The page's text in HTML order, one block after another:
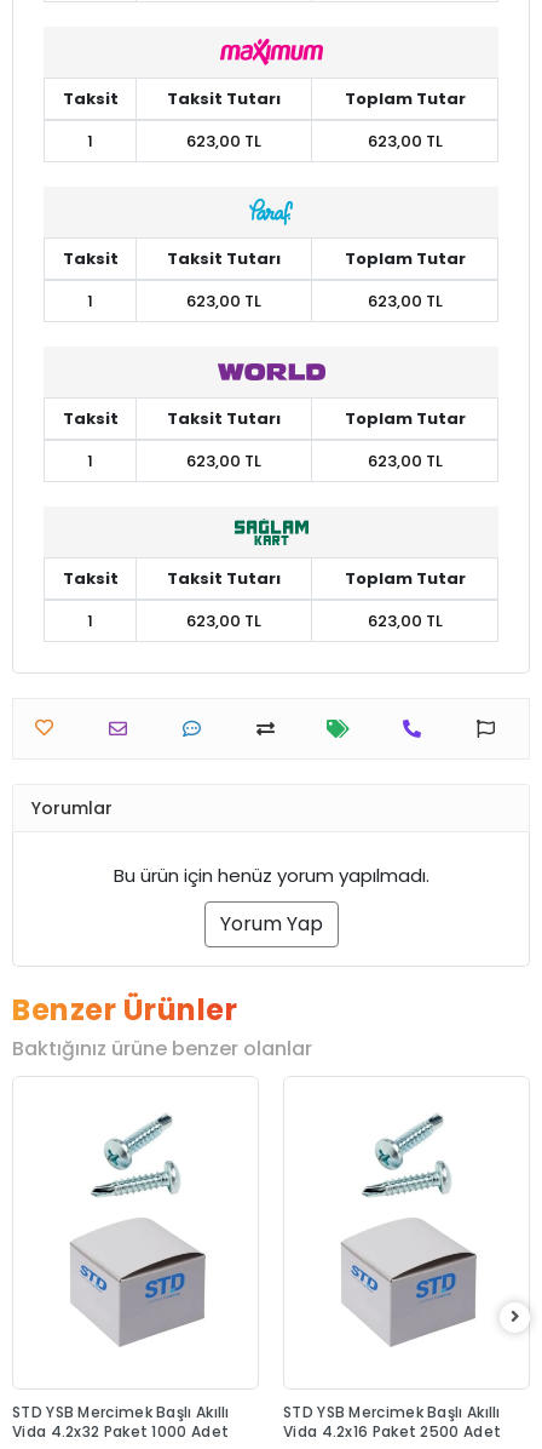
Taksit Taksit Tutarı
Toplam Tutar
1
623,00 TL 623,00 TL
Taksit Taksit Tutarı
Toplam Tutar
1
623,00 TL 623,00 TL
Taksit Taksit Tutarı
Toplam Tutar
1
623,00 TL 623,00 TL
Taksit Taksit Tutarı
Toplam Tutar
1
623,00 TL 623,00 TL
Yorumlar
Bu ürün için henüz yorum yapılmadı.
Yorum Yap
Benzer Ürünler
Baktığınız ürüne benzer olanlar
STD YSB Mercimek Başlı Akıllı
Vida 4.2x32 Paket 1000 Adet
STD YSB Mercimek Başlı Akıllı
Vida 4.2x16 Paket 2500 Adet